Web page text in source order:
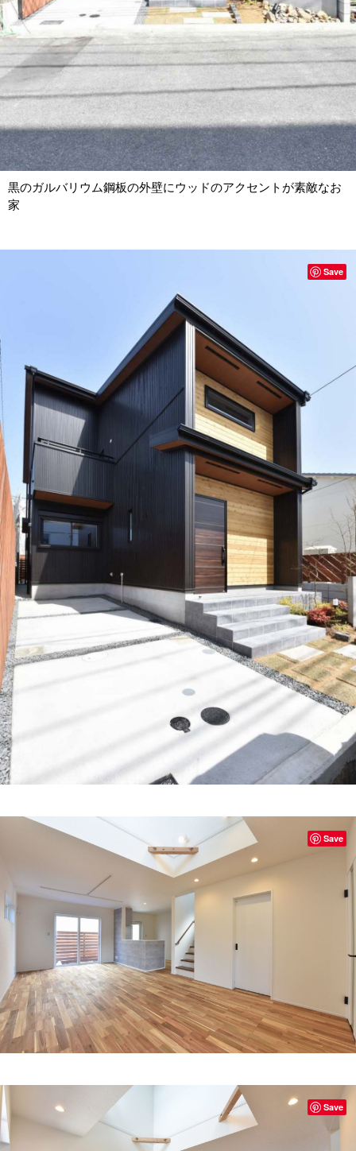
黒のガルバリウム鋼板の外壁にウッドのアクセントが素敵なお
家
Save
Save
Save